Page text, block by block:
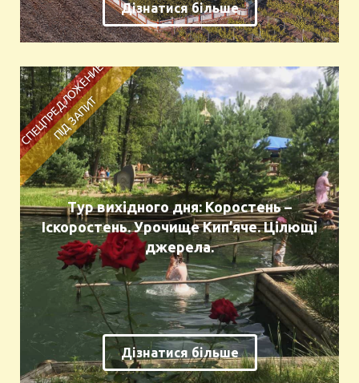
Дізнатися більше
Тур вихідного дня: Коростень –
Іскоростень. Урочище Кип’яче. Цілющі
джерела.
Дізнатися більше